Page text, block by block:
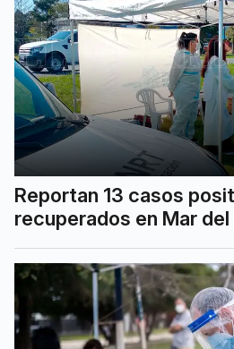
Reportan 13 casos
recuperados en Mar del